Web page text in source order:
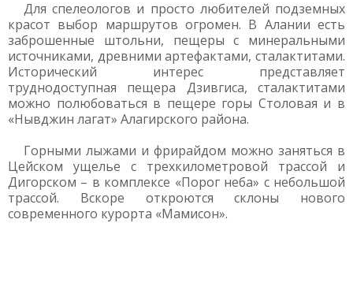
Для спелеологов и просто любителей подземных
красот выбор маршрутов огромен. В Алании есть
заброшенные штольни, пещеры с минеральными
источниками, древними артефактами, сталактитами.
Исторический интерес представляет
труднодоступная пещера Дзивгиса, сталактитами
можно полюбоваться в пещере горы Столовая и в
«Нывджин лагат» Алагирского района.
Горными лыжами и фрирайдом можно заняться в
Цейском ущелье с трехкилометровой трассой и
Дигорском – в комплексе «Порог неба» с небольшой
трассой. Вскоре откроются склоны нового
современного курорта «Мамисон».